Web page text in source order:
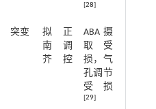
[28]
突变
拟
南
芥
正
调
控
ABA摄
取受
损，气
孔调节
受损
[29]